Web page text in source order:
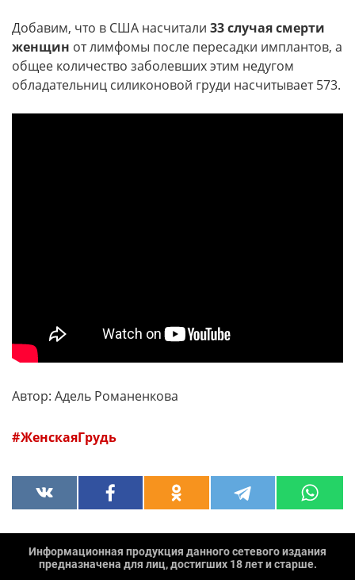
Добавим, что в США насчитали 33 случая смерти
женщин от лимфомы после пересадки имплантов, а
общее количество заболевших этим недугом
обладательниц силиконовой груди насчитывает 573.
Автор: Адель Романенкова
ЖенскаяГрудь
Информационная продукция данного сетевого издания
предназначена для лиц, достигших 18 лет и старше.